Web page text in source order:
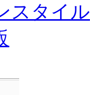
スタイル